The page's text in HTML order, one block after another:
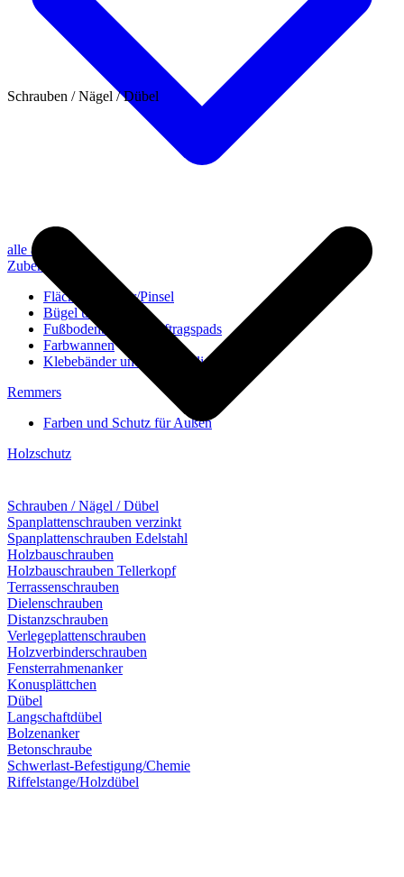
alle anzeigen
Zubehör
Flächenstreicher/Pinsel
Bügel und Rollen
Fußbodenbürsten/Auftragspads
Farbwannen
Klebebänder und Abdeckvlies
Remmers
Farben und Schutz für Außen
Holzschutz
Schrauben / Nägel / Dübel
Schrauben / Nägel / Dübel
Spanplattenschrauben verzinkt
Spanplattenschrauben Edelstahl
Holzbauschrauben
Holzbauschrauben Tellerkopf
Terrassenschrauben
Dielenschrauben
Distanzschrauben
Verlegeplattenschrauben
Holzverbinderschrauben
Fensterrahmenanker
Konusplättchen
Dübel
Langschaftdübel
Bolzenanker
Betonschraube
Schwerlast-Befestigung/Chemie
Riffelstange/Holzdübel